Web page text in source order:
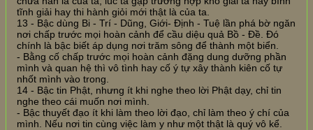
tĩnh giải hay thi hành giỏi mới thật là của ta.
13 - Bậc dùng Bi - Trí - Dũng, Giới- Định - Tuệ lần phá bờ ngăn
nơi chấp trước mọi hoàn cảnh để cầu diệu quả Bồ - Đề. Đó
chính là bậc biết áp dụng nơi trăm sông để thành một biển.
- Bằng cố chấp trước mọi hoàn cảnh đặng dung dưỡng phần
mình và quan hệ thì vô tình hay cố ý tự xây thành kiên cố tự
nhốt mình vào trong.
14 - Bậc tin Phật, nhưng ít khi nghe theo lời Phật dạy, chỉ tin
nghe theo cái muốn nơi mình.
- Bậc thuyết đạo ít khi làm theo lời đạo, chỉ làm theo ý chí của
mình. Nếu nơi tin cùng việc làm y như một thật là quý vô kể.